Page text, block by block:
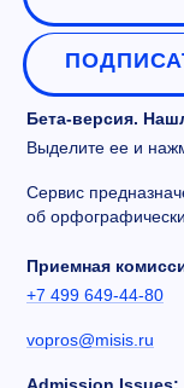
Бета-версия.
Выделите ее и
Сервис
об
Приемная
+7 499 649-44-80
vopros@misis.ru